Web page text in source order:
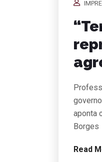
aponta
Read